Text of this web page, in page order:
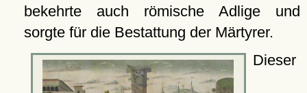
bekehrte auch römische Adlige und
sorgte für die Bestattung der Märtyrer.
Dieser